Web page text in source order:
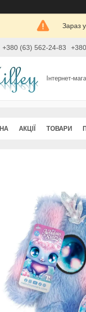
Зараз
+380 (63) 562-24-83
Інтернет-
АКЦІЇ ТОВАРИ